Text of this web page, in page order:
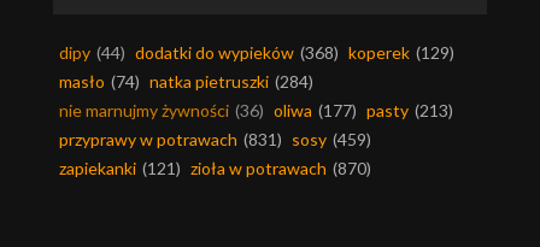
dipy (44) dodatki do wypieków (368) koperek (129)
masło (74) natka pietruszki (284)
nie marnujmy żywności (36) oliwa (177) pasty (213)
przyprawy w potrawach (831) sosy (459)
zapiekanki (121) zioła w potrawach (870)